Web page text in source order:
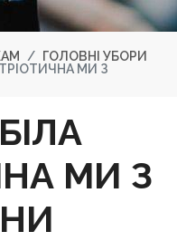
ГОЛОВНІ УБОРИ
МИ З
МИ З